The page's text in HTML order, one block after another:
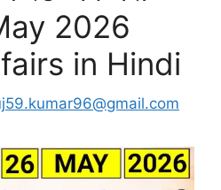
2026
in Hindi